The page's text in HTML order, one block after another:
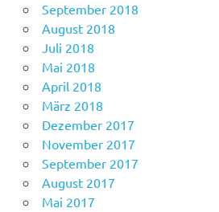
September 2018
August 2018
Juli 2018
Mai 2018
April 2018
März 2018
Dezember 2017
November 2017
September 2017
August 2017
Mai 2017